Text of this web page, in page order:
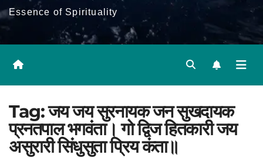
Essence of Spirituality
Tag:जय जय सुरनायक जन सुखदायक
प्रनतपाल भगवंता। गो द्विज हितकारी जय
असुरारी सिंधुसुता प्रिय कंता॥